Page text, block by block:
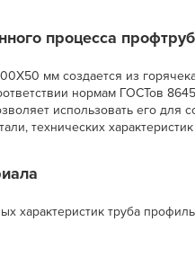
процесса
мм создается из
нормам ГОСТов
использовать его
технических
характеристик труба